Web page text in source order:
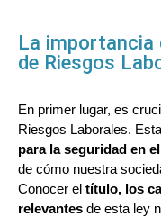
La importancia
de Riesgos
En primer lugar, es
Riesgos Laborales.
para la seguridad en
de cómo nuestra
Conocer el título, los
relevantes de esta ley